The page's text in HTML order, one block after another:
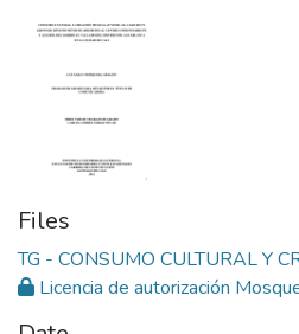
Files
TG - CONSUMO CULTURAL Y
Licencia de autorización